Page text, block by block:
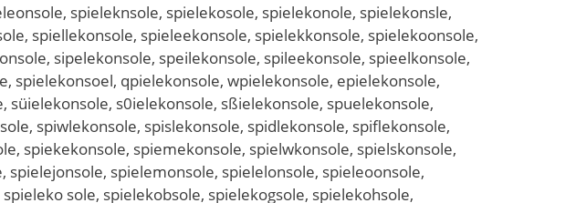
spieleknsole, spielekosole, spielekonole, spielekonsle,
spiellekonsole, spieleekonsole, spielekkonsole, spielekoonsole,
sipelekonsole, speilekonsole, spileekonsole, spieelkonsole,
spielekonsoel, qpielekonsole, wpielekonsole, epielekonsole,
s0ielekonsole, sßielekonsole, spuelekonsole,
spiwlekonsole, spislekonsole, spidlekonsole, spiflekonsole,
spiekekonsole, spiemekonsole, spielwkonsole, spielskonsole,
spielemonsole, spielelonsole, spieleoonsole,
sole, spielekobsole, spielekogsole, spielekohsole,